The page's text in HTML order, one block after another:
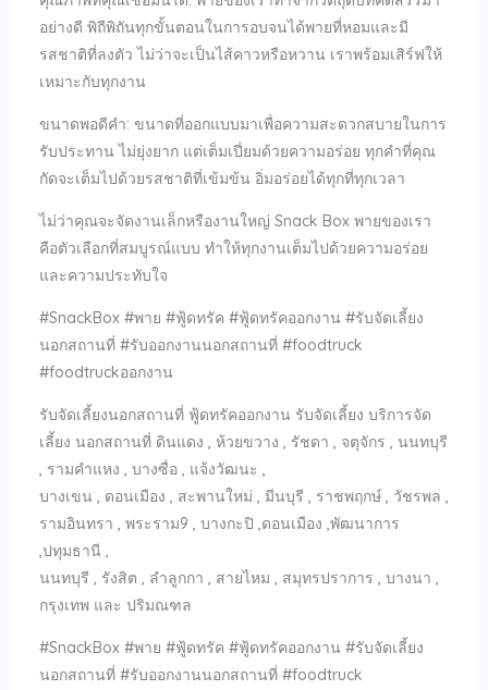
อย่างดี พิถีพิถันทุกขั้นตอนในการอบจนได้พายที่หอมและมี
รสชาติที่ลงตัว ไม่ว่าจะเป็นไส้คาวหรือหวาน เราพร้อมเสิร์ฟให้
เหมาะกับทุกงาน
ขนาดพอดีคำ: ขนาดที่ออกแบบมาเพื่อความสะดวกสบายในการ
รับประทาน ไม่ยุ่งยาก แต่เต็มเปี่ยมด้วยความอร่อย ทุกคำที่คุณ
กัดจะเต็มไปด้วยรสชาติที่เข้มข้น อิ่มอร่อยได้ทุกที่ทุกเวลา
ไม่ว่าคุณจะจัดงานเล็กหรืองานใหญ่ Snack Box พายของเรา
คือตัวเลือกที่สมบูรณ์แบบ ทำให้ทุกงานเต็มไปด้วยความอร่อย
และความประทับใจ
#SnackBox #พาย #ฟู้ดทรัค #ฟู้ดทรัคออกงาน #รับจัดเลี้ยง
นอกสถานที่ #รับออกงานนอกสถานที่ #foodtruck
#foodtruckออกงาน
รับจัดเลี้ยงนอกสถานที่ ฟู้ดทรัคออกงาน รับจัดเลี้ยง บริการจัด
เลี้ยง นอกสถานที่ ดินแดง , ห้วยขวาง , รัชดา , จตุจักร , นนทบุรี
, รามคำแหง , บางซื่อ , แจ้งวัฒนะ ,
บางเขน , ดอนเมือง , สะพานใหม่ , มีนบุรี , ราชพฤกษ์ , วัชรพล ,
รามอินทรา , พระราม9 , บางกะปิ ,ดอนเมือง ,พัฒนาการ
,ปทุมธานี ,
นนทบุรี , รังสิต , ลำลูกกา , สายไหม , สมุทรปราการ , บางนา ,
กรุงเทพ และ ปริมณฑล
#SnackBox #พาย #ฟู้ดทรัค #ฟู้ดทรัคออกงาน #รับจัดเลี้ยง
นอกสถานที่ #รับออกงานนอกสถานที่ #foodtruck